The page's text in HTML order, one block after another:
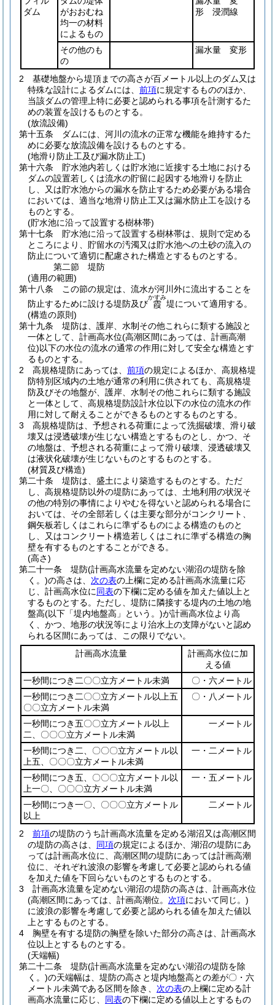
ダム
がおおむね
均一の材料
によるもの
形 浸潤線
その他のも
の
漏水量 変形
2
基礎地盤から堤頂までの高さが百メートル以上のダム又は
特殊な設計によるダムには、 前項に規定するもののほか、
当該ダムの管理上特に必要と認められる事項を計測するた
めの装置を設けるものとする。
(放流設備)
第十五条
ダムには、河川の流水の正常な機能を維持するた
めに必要な放流設備を設けるものとする。
(地滑り防止工及び漏水防止工)
第十六条
貯水池内若しくは貯水池に近接する土地における
ダムの設置若しくは流水の貯留に起因する地滑りを防止
し、又は貯水池からの漏水を防止するため必要がある場合
においては、適当な地滑り防止工又は漏水防止工を設ける
ものとする。
(貯水池に沿って設置する樹林帯)
第十七条
貯水池に沿って設置する樹林帯は、規則で定める
ところにより、貯留水の汚濁又は貯水池への土砂の流入の
防止について適切に配慮された構造とするものとする。
第二節
堤防
(適用の範囲)
第十八条
この節の規定は、流水が河川外に流出することを
防止するために設ける堤防及び 霞
かすみ
堤について適用する。
(構造の原則)
第十九条
堤防は、護岸、水制その他これらに類する施設と
一体として、計画高水位(高潮区間にあっては、計画高潮
位)以下の水位の流水の通常の作用に対して安全な構造とす
るものとする。
2
高規格堤防にあっては、 前項の規定によるほか、高規格堤
防特別区域内の土地が通常の利用に供されても、高規格堤
防及びその地盤が、護岸、水制その他これらに類する施設
と一体として、高規格堤防設計水位以下の水位の流水の作
用に対して耐えることができるものとするものとする。
3
高規格堤防は、予想される荷重によって洗掘破壊、滑り破
壊又は浸透破壊が生じない構造とするものとし、かつ、そ
の地盤は、予想される荷重によって滑り破壊、浸透破壊又
は液状化破壊が生じないものとするものとする。
(材質及び構造)
第二十条
堤防は、盛土により築造するものとする。 ただ
し、高規格堤防以外の堤防にあっては、土地利用の状況そ
の他の特別の事情によりやむを得ないと認められる場合に
おいては、その全部若しくは主要な部分がコンクリート、
鋼矢板若しくはこれらに準ずるものによる構造のものと
し、又はコンクリート構造若しくはこれに準ずる構造の胸
壁を有するものとすることができる。
(高さ)
第二十一条
堤防(計画高水流量を定めない湖沼の堤防を除
く。)の高さは、 次の表の上欄に定める計画高水流量に応
じ、計画高水位に同表の下欄に定める値を加えた値以上と
するものとする。 ただし、堤防に隣接する堤内の土地の地
盤高(以下「堤内地盤高」という。)が計画高水位より高
く、かつ、地形の状況等により治水上の支障がないと認め
られる区間にあっては、この限りでない。
計画高水流量
計画高水位に加
える値
一秒間につき二〇〇立方メートル未満
〇・六メートル
一秒間につき二〇〇立方メートル以上五
〇〇立方メートル未満
〇・八メートル
一秒間につき五〇〇立方メートル以上
二、〇〇〇立方メートル未満
一メートル
一秒間につき二、〇〇〇立方メートル以
上五、〇〇〇立方メートル未満
一・二メートル
一秒間につき五、〇〇〇立方メートル以
上一〇、〇〇〇立方メートル未満
一・五メートル
一秒間につき一〇、〇〇〇立方メートル
以上
二メートル
2 前項の堤防のうち計画高水流量を定める湖沼又は高潮区間
の堤防の高さは、 同項の規定によるほか、湖沼の堤防にあ
っては計画高水位に、高潮区間の堤防にあっては計画高潮
位に、それぞれ波浪の影響を考慮して必要と認められる値
を加えた値を下回らないものとするものとする。
3
計画高水流量を定めない湖沼の堤防の高さは、計画高水位
(高潮区間にあっては、計画高潮位。 次項において同じ。)
に波浪の影響を考慮して必要と認められる値を加えた値以
上とするものとする。
4
胸壁を有する堤防の胸壁を除いた部分の高さは、計画高水
位以上とするものとする。
(天端幅)
第二十二条
堤防(計画高水流量を定めない湖沼の堤防を除
く。)の天端幅は、堤防の高さと堤内地盤高との差が〇・六
メートル未満である区間を除き、 次の表の上欄に定める計
画高水流量に応じ、 同表の下欄に定める値以上とするもの